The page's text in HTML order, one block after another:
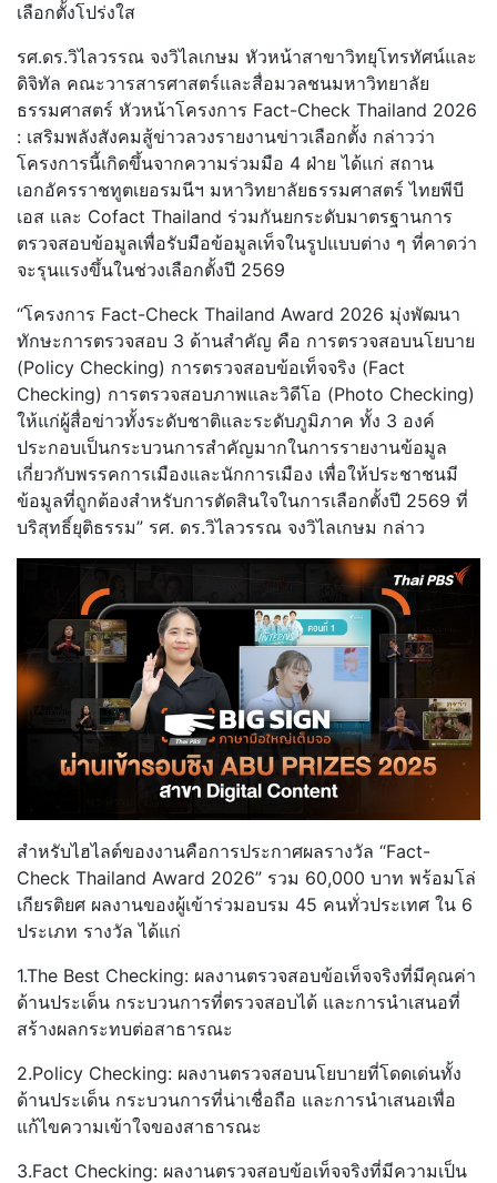
เลือกตั้งโปร่งใส
รศ.ดร.วิไลวรรณ จงวิไลเกษม หัวหน้าสาขาวิทยุโทรทัศน์และ
ดิจิทัล คณะวารสารศาสตร์และสื่อมวลชนมหาวิทยาลัย
ธรรมศาสตร์ หัวหน้าโครงการ Fact-Check Thailand 2026
: เสริมพลังสังคมสู้ข่าวลวงรายงานข่าวเลือกตั้ง กล่าวว่า
โครงการนี้เกิดขึ้นจากความร่วมมือ 4 ฝ่าย ได้แก่ สถาน
เอกอัครราชทูตเยอรมนีฯ มหาวิทยาลัยธรรมศาสตร์ ไทยพีบี
เอส และ Cofact Thailand ร่วมกันยกระดับมาตรฐานการ
ตรวจสอบข้อมูลเพื่อรับมือข้อมูลเท็จในรูปแบบต่าง ๆ ที่คาดว่า
จะรุนแรงขึ้นในช่วงเลือกตั้งปี 2569
“โครงการ Fact-Check Thailand Award 2026 มุ่งพัฒนา
ทักษะการตรวจสอบ 3 ด้านสำคัญ คือ การตรวจสอบนโยบาย
(Policy Checking) การตรวจสอบข้อเท็จจริง (Fact
Checking) การตรวจสอบภาพและวิดีโอ (Photo Checking)
ให้แก่ผู้สื่อข่าวทั้งระดับชาติและระดับภูมิภาค ทั้ง 3 องค์
ประกอบเป็นกระบวนการสำคัญมากในการรายงานข้อมูล
เกี่ยวกับพรรคการเมืองและนักการเมือง เพื่อให้ประชาชนมี
ข้อมูลที่ถูกต้องสำหรับการตัดสินใจในการเลือกตั้งปี 2569 ที่
บริสุทธิ์ยุติธรรม” รศ. ดร.วิไลวรรณ จงวิไลเกษม กล่าว
สำหรับไฮไลต์ของงานคือการประกาศผลรางวัล “Fact-
Check Thailand Award 2026” รวม 60,000 บาท พร้อมโล่
เกียรติยศ ผลงานของผู้เข้าร่วมอบรม 45 คนทั่วประเทศ ใน 6
ประเภท รางวัล ได้แก่
1.The Best Checking: ผลงานตรวจสอบข้อเท็จจริงที่มีคุณค่า
ด้านประเด็น กระบวนการที่ตรวจสอบได้ และการนำเสนอที่
สร้างผลกระทบต่อสาธารณะ
2.Policy Checking: ผลงานตรวจสอบนโยบายที่โดดเด่นทั้ง
ด้านประเด็น กระบวนการที่น่าเชื่อถือ และการนำเสนอเพื่อ
แก้ไขความเข้าใจของสาธารณะ
3.Fact Checking: ผลงานตรวจสอบข้อเท็จจริงที่มีความเป็น